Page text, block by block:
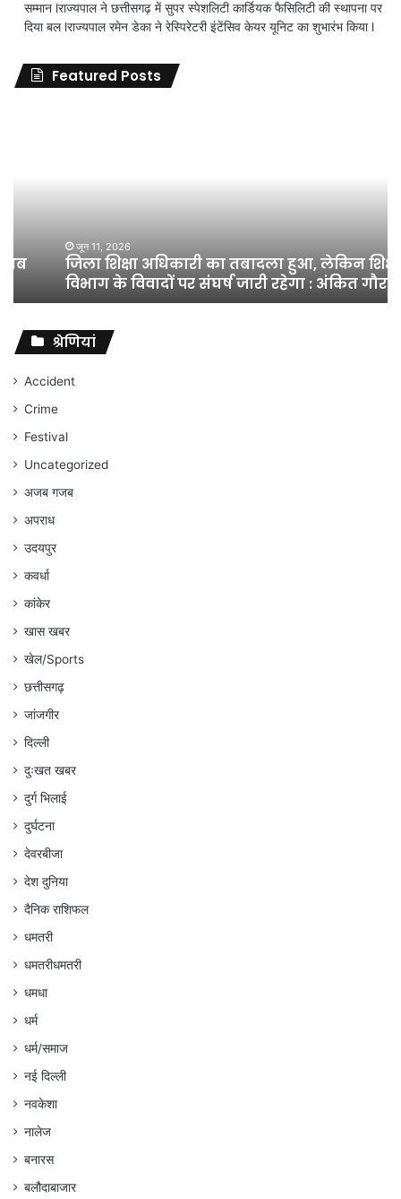
सम्मान lराज्यपाल ने छत्तीसगढ़ में सुपर स्पेशलिटी कार्डियक फैसिलिटी की स्थापना पर
दिया बल lराज्यपाल रमेन डेका ने रेस्पिरेटरी इंटेंसिव केयर यूनिट का शुभारंभ किया l
Featured Posts
विभाग
विवादों
संघर्ष
जारी
रहेगा
अंकित
गौरहा
जून 11, 2026
जिला शिक्षा अधिकारी का तबादला हुआ, लेकिन शिक्षा
विभाग के विवादों पर संघर्ष जारी रहेगा : अंकित गौरहा
श्रेणियां
Accident
Crime
Festival
Uncategorized
अजब गजब
अपराध
उदयपुर
कवर्धा
कांकेर
खास खबर
खेल/Sports
छत्तीसगढ़
जांजगीर
दिल्ली
दुःखत खबर
दुर्ग भिलाई
दुर्घटना
देवरबीजा
देश दुनिया
दैनिक राशिफल
धमतरी
धमतरीधमतरी
धमधा
धर्म
धर्म/समाज
नई दिल्ली
नवकेशा
नालेज
बनारस
बलौदाबाजार